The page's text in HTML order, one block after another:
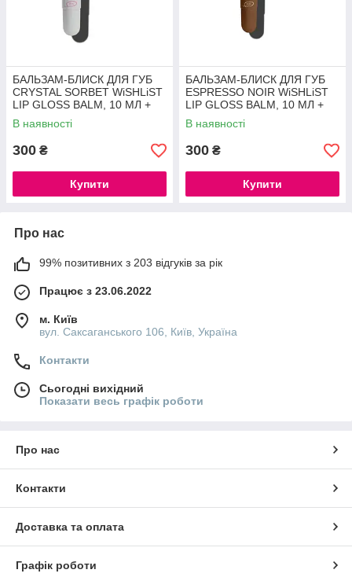
БАЛЬЗАМ-БЛИСК ДЛЯ ГУБ
CRYSTAL SORBET WiSHLiST
LIP GLOSS BALM, 10 МЛ +
ІГРАШКА-БРЕЛОК
В наявності
300 ₴
Купити
БАЛЬЗАМ-БЛИСК ДЛЯ ГУБ
ESPRESSO NOIR WiSHLiST
LIP GLOSS BALM, 10 МЛ +
ІГРАШКА-БРЕЛОК
В наявності
300 ₴
Купити
Про нас
99% позитивних з 203 відгуків за рік
Працює з 23.06.2022
м. Київ
вул. Саксаганського 106, Київ, Україна
Контакти
Сьогодні вихідний
Показати весь графік роботи
Про нас
Контакти
Доставка та оплата
Графік роботи